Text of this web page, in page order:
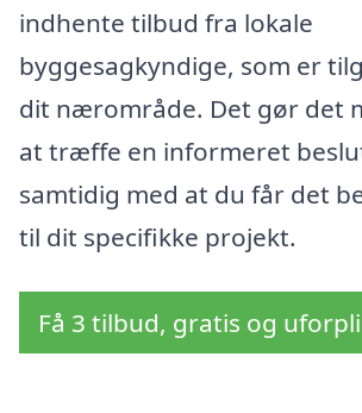
indhente tilbud fra lokale
byggesagkyndige, som er
dit nærområde. Det gør det
at træffe en informeret
samtidig med at du får det
til dit specifikke projekt.
Få 3 tilbud, gratis og